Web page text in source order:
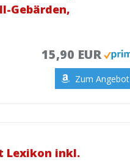
Gebärden,
15,90 EUR
Zum Angebot
Lexikon inkl.